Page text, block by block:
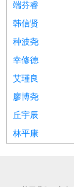
端芬睿
韩信贤
种波尧
幸修德
艾瑾良
廖博尧
丘宇辰
林平康